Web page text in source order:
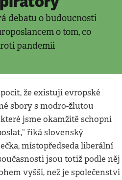
debatu o budoucnosti
o tom, co
pandemii
že existují evropské
sbory s modro-žlutou
jsme okamžitě schopní
říká slovenský
místopředseda liberální
jsou totiž podle něj
vyšší, než je společenství